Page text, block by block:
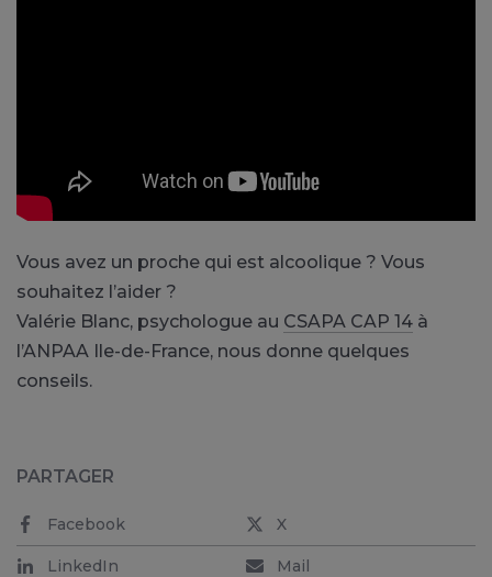
Vous avez un proche qui est alcoolique ? Vous
souhaitez l’aider ?
Valérie Blanc, psychologue au CSAPA CAP 14 à
l’ANPAA Ile-de-France, nous donne quelques
conseils.
PARTAGER
Facebook X
LinkedIn Mail